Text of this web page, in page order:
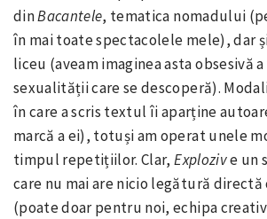
dinBacantele, tematica nomadului
în mai toate spectacolele mele), dar
liceu (aveam imaginea asta obsesivă
sexualității care se descoperă).
în care a scris textul îi aparține
marcă a ei), totuși am operat unele
timpul repetițiilor. Clar,Explozive un
care nu mai are nicio legătură
(poate doar pentru noi, echipa